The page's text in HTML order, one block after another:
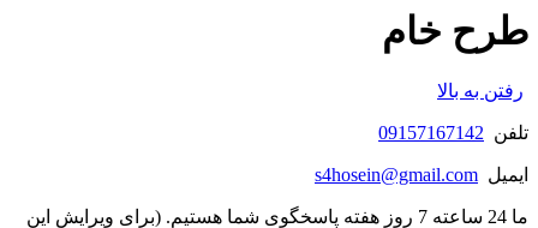
طرح خام
رفتن به بالا
تلفن 09157167142
ایمیل s4hosein@gmail.com
ما 24 ساعته 7 روز هفته پاسخگوی شما هستیم. (برای ویرایش این